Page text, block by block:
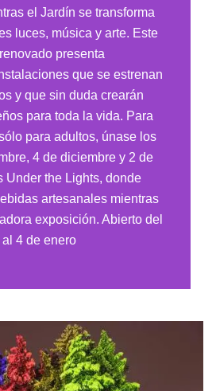
el Jardín se transforma
luces, música y arte. Este
presenta
que se estrenan
y que sin duda crearán
para toda la vida. Para
para adultos, únase los
4 de diciembre y 2 de
Under the Lights, donde
artesanales mientras
exposición. Abierto del
4 de enero